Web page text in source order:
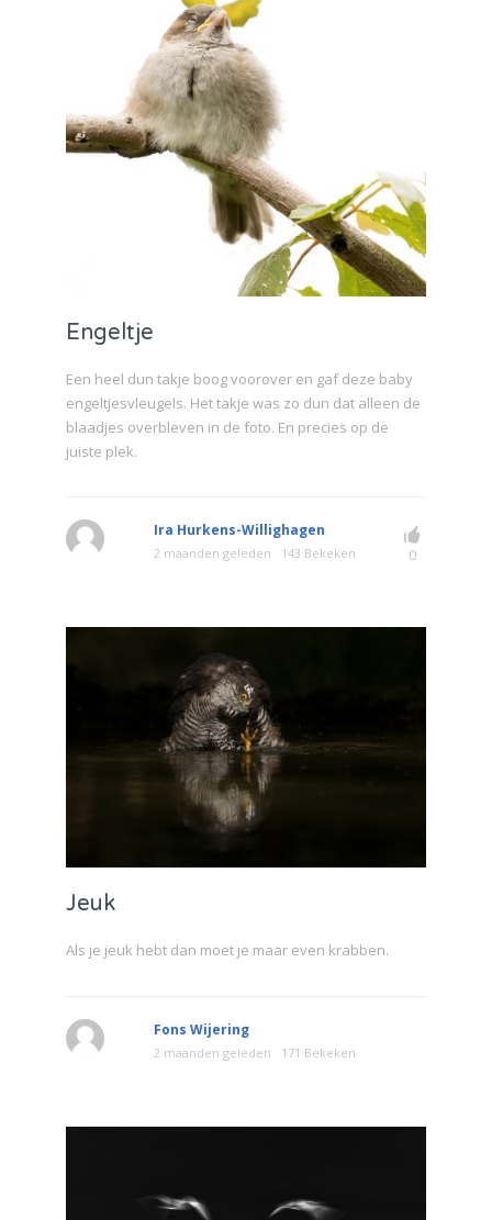
Engeltje
Een heel dun takje boog voorover en gaf deze baby
engeltjesvleugels. Het takje was zo dun dat alleen de
blaadjes overbleven in de foto. En precies op de
juiste plek.
Ira Hurkens-Willighagen
2 maanden geleden 143 Bekeken 0
Jeuk
Als je jeuk hebt dan moet je maar even krabben.
Fons Wijering
2 maanden geleden 171 Bekeken